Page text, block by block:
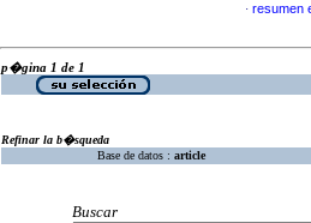
· resumen
p�gina 1 de 1
Refinar la b�squeda
Base de datos : article
Buscar